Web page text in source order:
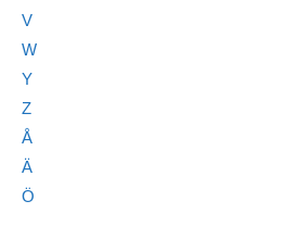
V
W
Y
Z
Å
Ä
Ö